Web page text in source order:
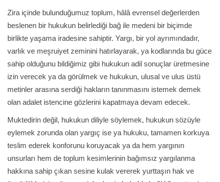
Zira içinde bulunduğumuz toplum, hâlâ evrensel değerlerden
beslenen bir hukukun belirlediği bağ ile medeni bir biçimde
birlikte yaşama iradesine sahiptir. Yargı, bir yol ayrımındadır,
varlık ve meşruiyet zeminini hatırlayarak, ya kodlarında bu güce
sahip olduğunu bildiğimiz gibi hukukun adil sonuçlar üretmesine
izin verecek ya da görülmek ve hukukun, ulusal ve ulus üstü
metinler arasına serdiği hakların tanınmasını istemek demek
olan adalet istencine gözlerini kapatmaya devam edecek.
Muktedirin değil, hukukun diliyle söylemek, hukukun sözüyle
eylemek zorunda olan yargıç ise ya hukuku, tamamen korkuya
teslim ederek konforunu koruyacak ya da hem yargının
unsurları hem de toplum kesimlerinin bağımsız yargılanma
hakkına sahip çıkan sesine kulak vererek yurttaşın hak ve